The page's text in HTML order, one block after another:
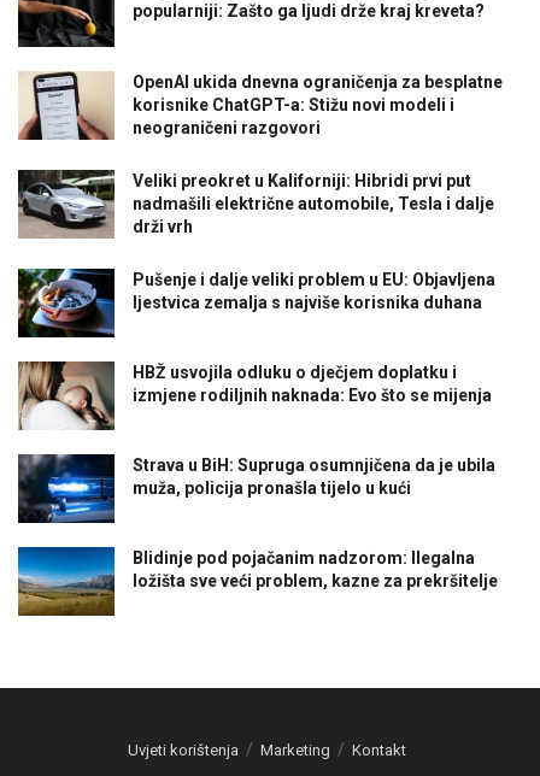
popularniji: Zašto ga ljudi drže kraj kreveta?
OpenAI ukida dnevna ograničenja za besplatne
korisnike ChatGPT-a: Stižu novi modeli i
neograničeni razgovori
Veliki preokret u Kaliforniji: Hibridi prvi put
nadmašili električne automobile, Tesla i dalje
drži vrh
Pušenje i dalje veliki problem u EU: Objavljena
ljestvica zemalja s najviše korisnika duhana
HBŽ usvojila odluku o dječjem doplatku i
izmjene rodiljnih naknada: Evo što se mijenja
Strava u BiH: Supruga osumnjičena da je ubila
muža, policija pronašla tijelo u kući
Blidinje pod pojačanim nadzorom: Ilegalna
ložišta sve veći problem, kazne za prekršitelje
Uvjeti korištenja Marketing Kontakt